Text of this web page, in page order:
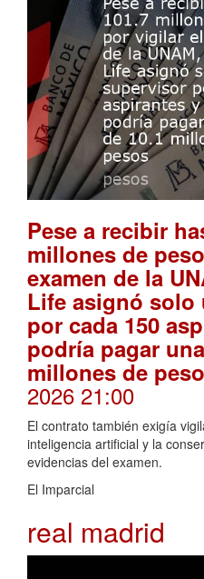
Pese a recibir
millones de
examen de la
Life asignó
por cada 150
podría pagar
millones de
2026 21:00
El contrato también exigía
inteligencia artificial y la
evidencias del examen.
El Imparcial
real madrid